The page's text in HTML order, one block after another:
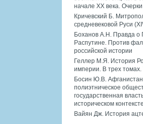
начале XX века. Очерки
Кричевский Б.
средневековой Руси
Боханов А.Н. Правда о
Распутине. Против
российской истории
Геллер М.Я. История
империи. В трех томах.
Босин Ю.В.
полиэтническое
государственная
историческом контексте
Вайян Дж. История